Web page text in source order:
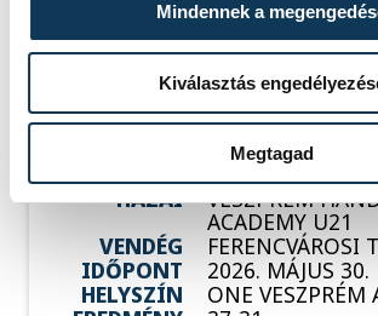
Mindennek a
Kiválasztás
Megtagad
FÉRFI
2025/26
HAZAI
VESZPRÉM
ACADEMY U21
VENDÉG
FERENCVÁROSI
IDŐPONT
2026. MÁJUS 30.
HELYSZÍN
ONE VESZPRÉM